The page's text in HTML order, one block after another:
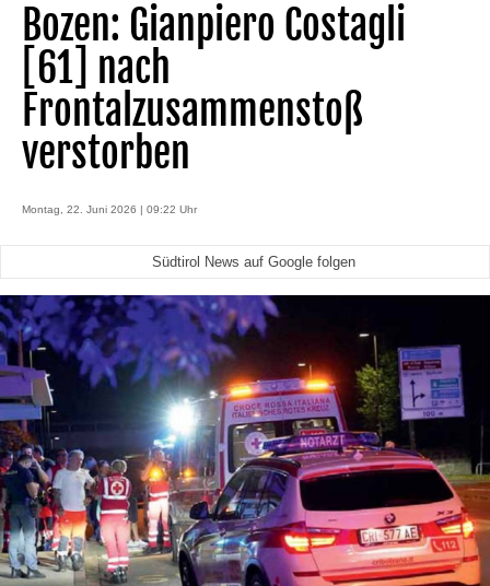
Bozen: Gianpiero Costagli
[61] nach
Frontalzusammenstoß
verstorben
Montag, 22. Juni 2026 | 09:22 Uhr
Südtirol News auf Google folgen